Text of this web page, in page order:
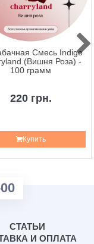
Смесь Indigo
(Вишня Роза) -
100 грамм
220 грн.
Купить
СТАТЬИ
И ОПЛАТА